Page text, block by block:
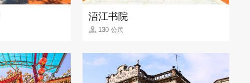
浯江书院
130 公尺